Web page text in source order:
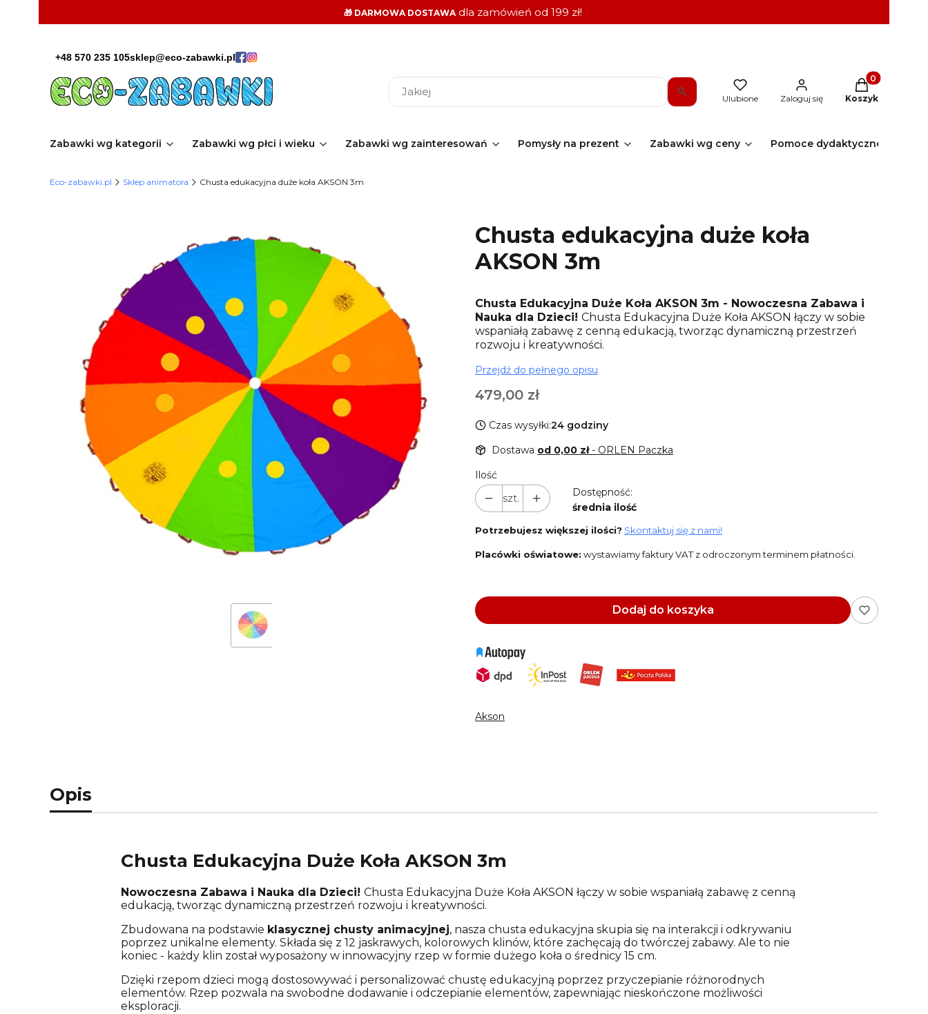
🎁 DARMOWA DOSTAWAdla zamówień od 199 zł!
+48 570 235 105sklep@eco-zabawki.pl
Ulubione Zaloguj się
Produkty w
Koszyk
Zabawki wg kategorii Zabawki wg płci i wieku Zabawki wg zainteresowań Pomysły na prezent Zabawki wg ceny Pomoce dydaktyczne
Eco-zabawki.pl Sklep animatora Chusta edukacyjna duże koła AKSON 3m
Chusta edukacyjna duże koła
AKSON 3m
Chusta Edukacyjna Duże Koła AKSON 3m - Nowoczesna Zabawa i
Nauka dla Dzieci! Chusta Edukacyjna Duże Koła AKSON łączy w sobie
wspaniałą zabawę z cenną edukacją, tworząc dynamiczną przestrzeń
rozwoju i kreatywności.
Przejdź do pełnego opisu
Cena
479,00 zł
Czas wysyłki:24 godziny
Dostawa od 0,00 zł- ORLEN Paczka
Ilość
szt.
Dostępność:
średnia ilość
Potrzebujesz większej ilości? Skontaktuj się z nami!
Placówki oświatowe: wystawiamy faktury VAT z odroczonym terminem płatności.
Dodaj do koszyka
Akson
Opis
Chusta Edukacyjna Duże Koła AKSON 3m
Nowoczesna Zabawa i Nauka dla Dzieci! Chusta Edukacyjna Duże Koła AKSON łączy w sobie wspaniałą zabawę z cenną
edukacją, tworząc dynamiczną przestrzeń rozwoju i kreatywności.
Zbudowana na podstawie klasycznej chusty animacyjnej, nasza chusta edukacyjna skupia się na interakcji i odkrywaniu
poprzez unikalne elementy. Składa się z 12 jaskrawych, kolorowych klinów, które zachęcają do twórczej zabawy. Ale to nie
koniec - każdy klin został wyposażony w innowacyjny rzep w formie dużego koła o średnicy 15 cm.
Dzięki rzepom dzieci mogą dostosowywać i personalizować chustę edukacyjną poprzez przyczepianie różnorodnych
elementów. Rzep pozwala na swobodne dodawanie i odczepianie elementów, zapewniając nieskończone możliwości
eksploracji.